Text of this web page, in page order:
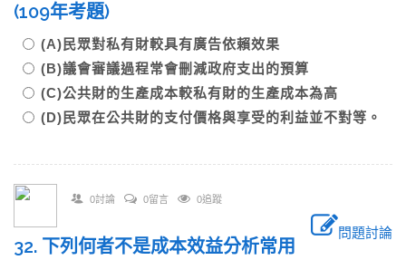
(109年考題)
(A)民眾對私有財較具有廣告依賴效果
(B)議會審議過程常會刪減政府支出的預算
(C)公共財的生產成本較私有財的生產成本為高
(D)民眾在公共財的支付價格與享受的利益並不對等。
0討論 0留言 0追蹤
問題討論
32. 下列何者不是成本效益分析常用